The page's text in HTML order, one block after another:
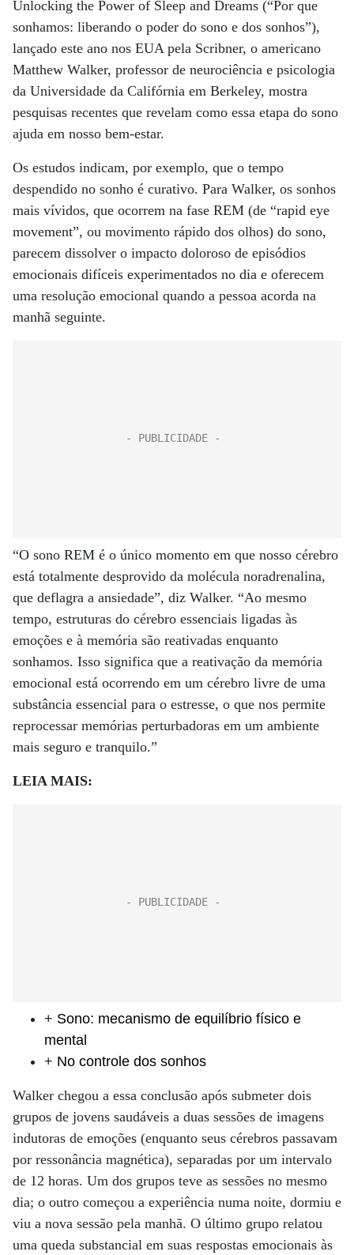
Unlocking the Power of Sleep and Dreams (“Por que
sonhamos: liberando o poder do sono e dos sonhos”),
lançado este ano nos EUA pela Scribner, o americano
Matthew Walker, professor de neurociência e psicologia
da Universidade da Califórnia em Berkeley, mostra
pesquisas recentes que revelam como essa etapa do sono
ajuda em nosso bem-estar.
Os estudos indicam, por exemplo, que o tempo
despendido no sonho é curativo. Para Walker, os sonhos
mais vívidos, que ocorrem na fase REM (de “rapid eye
movement”, ou movimento rápido dos olhos) do sono,
parecem dissolver o impacto doloroso de episódios
emocionais difíceis experimentados no dia e oferecem
uma resolução emocional quando a pessoa acorda na
manhã seguinte.
“O sono REM é o único momento em que nosso cérebro
está totalmente desprovido da molécula noradrenalina,
que deflagra a ansiedade”, diz Walker. “Ao mesmo
tempo, estruturas do cérebro essenciais ligadas às
emoções e à memória são reativadas enquanto
sonhamos. Isso significa que a reativação da memória
emocional está ocorrendo em um cérebro livre de uma
substância essencial para o estresse, o que nos permite
reprocessar memórias perturbadoras em um ambiente
mais seguro e tranquilo.”
LEIA MAIS:
+ Sono: mecanismo de equilíbrio físico e
mental
+ No controle dos sonhos
Walker chegou a essa conclusão após submeter dois
grupos de jovens saudáveis a duas sessões de imagens
indutoras de emoções (enquanto seus cérebros passavam
por ressonância magnética), separadas por um intervalo
de 12 horas. Um dos grupos teve as sessões no mesmo
dia; o outro começou a expe­riência numa noite, dormiu e
viu a nova sessão pela manhã. O último grupo relatou
uma queda substancial em suas­ respostas emocionais às